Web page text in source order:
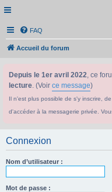
FAQ
Accueil du forum
Depuis le 1er avril 2022, ce
lecture. (Voir ce message)
Il n'est plus possible de s'y inscrire,
d'accéder à la messagerie privée.
Connexion
Nom d’utilisateur :
Mot de passe :